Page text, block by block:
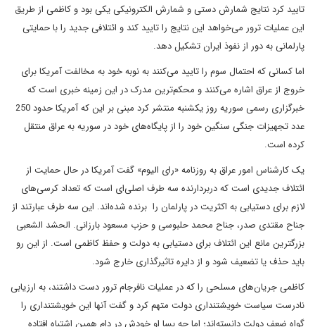
تایید کرد نتایج شمارش دستی و شمارش الکترونیکی یکی بود و کاظمی از طریق
این عملیات ترور می‌خواهد این نتایج را تایید کند و ائتلافی جدید را با حمایتی
پارلمانی به دور از نفوذ ایران تشکیل دهد.
اما کسانی که احتمال سوم را تایید می‌کنند به نوبه خود به مخالفت آمریکا برای
خروج از عراق اشاره می‌کنند و محکم‌ترین مدرک در این زمینه خبری است که
خبرگزاری رسمی سوریه روز یکشنبه منتشر کرد مبنی بر این که آمریکا حدود 250
عدد تجهیزات جنگی سنگین خود را از پایگاه‌های خود در سوریه به عراق منتقل
کرده است.
یک کارشناس امور عراق به روزنامه «رای الیوم» گفت آمریکا در حال حمایت از
ائتلاف جدیدی است که دربردارنده سه طرف اصلی‌ای است که تعداد کرسی‌های
لازم برای دستیابی به اکثریت در پارلمان را برنده شده‌اند. این سه طرف عبارتند از
جناح مقتدی صدر، جناح محمد حلبوسی و حزب مسعود بارزانی. الحشد الشعبی
بزرگترین مانع این ائتلاف برای دستیابی به دولت و حفظ کاظمی است. از این رو
باید حذف یا تضعیف شود و از دایره تاثیرگذاری خارج شود.
کاظمی جریان‌های مسلحی را که در عملیات نافرجام ترور دست داشتند، به ارزیابی
نادرست سیاست خویشتنداری دولت متهم کرد و گفت آنها این خویشتنداری را
گواه ضعف دولت دانسته‌اند؛ اما چه بسا او خودش در دام همین اشتباه افتاده